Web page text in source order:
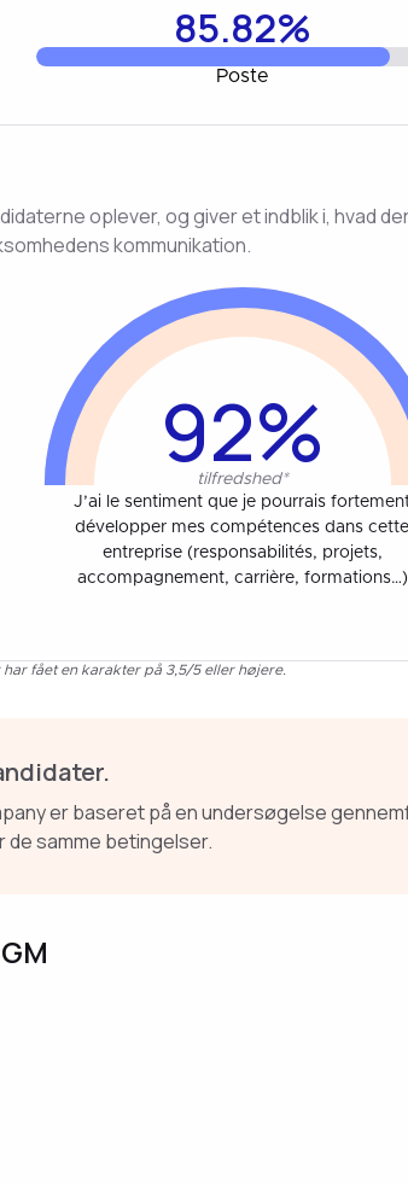
85.82%
Poste
oplever, og giver et indblik i, hvad
kommunikation.
92%
tilfredshed*
J’ai le sentiment que je pourrais
développer mes compétences dans cette
entreprise (responsabilités, projets,
accompagnement, carrière, formations…)
fået en karakter på 3,5/5 eller højere.
er baseret på en undersøgelse
de samme betingelser.